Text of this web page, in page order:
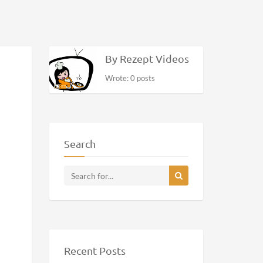
By Rezept Videos
Wrote: 0 posts
Search
Recent Posts